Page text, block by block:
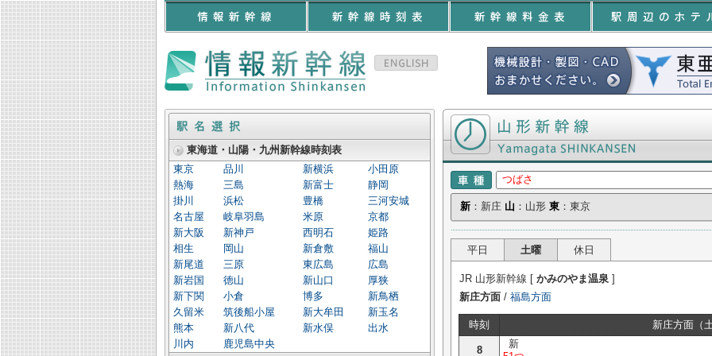
山形新幹線 時刻表
つばさ
新 ：新庄 山 ：山形 東 ：東京
平日 土曜 休日
JR 山形新幹線 [ かみのやま温泉 ]
新庄方面 / 福島方面
時刻 新庄方面（
8
新
東海道・山陽・九州新幹線時刻表
東京
品川 新横浜
小田原
熱海
三島 新富士
静岡
掛川
浜松 豊橋
三河安城
名古屋
岐阜羽島 米原
京都
新大阪
新神戸 西明石
姫路
相生
岡山 新倉敷
福山
新尾道
三原 東広島
広島
新岩国
徳山 新山口
厚狭
新下関
小倉 博多
新鳥栖
久留米
筑後船小屋 新大牟田
新玉名
熊本
新八代 新水俣
出水
川内
鹿児島中央